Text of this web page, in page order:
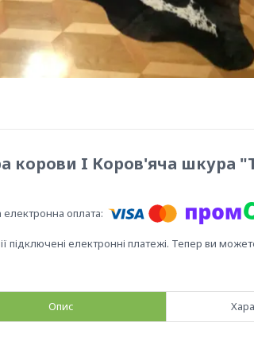
корови I Коров'яча шкура
підключені електронні платежі. Тепер ви
Опис